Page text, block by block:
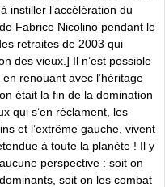
instiller l’accélération du
Fabrice Nicolino pendant le
retraites de 2003 qui
des vieux.] Il n’est possible
renouant avec l’héritage
était la fin de la domination
qui s’en réclament, les
et l’extrême gauche, vivent
à toute la planète ! Il y
perspective : soit on
soit on les combat